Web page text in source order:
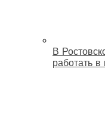
В
работать в